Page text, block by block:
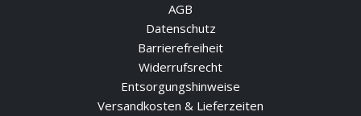
AGB
Datenschutz
Barrierefreiheit
Widerrufsrecht
Entsorgungshinweise
Versandkosten & Lieferzeiten